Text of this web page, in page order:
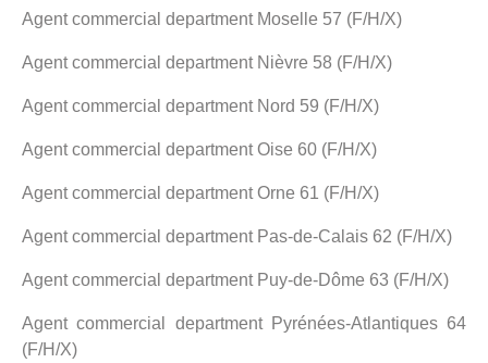
Agent commercial department Moselle 57 (F/H/X)
Agent commercial department Nièvre 58 (F/H/X)
Agent commercial department Nord 59 (F/H/X)
Agent commercial department Oise 60 (F/H/X)
Agent commercial department Orne 61 (F/H/X)
Agent commercial department Pas-de-Calais 62 (F/H/X)
Agent commercial department Puy-de-Dôme 63 (F/H/X)
Agent commercial department Pyrénées-Atlantiques 64
(F/H/X)